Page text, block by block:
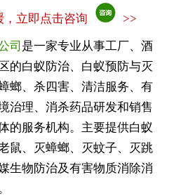
，立即点击咨询 >>
司 是一家专业从事工厂、酒
的白蚁防治、白蚁预防与灭
螂、杀四害、清洁服务、有
治理、消杀药品研发和销售
的服务机构。主要提供白蚁
鼠、灭蟑螂、灭蚊子、灭跳
生物防治及有害物质消除消